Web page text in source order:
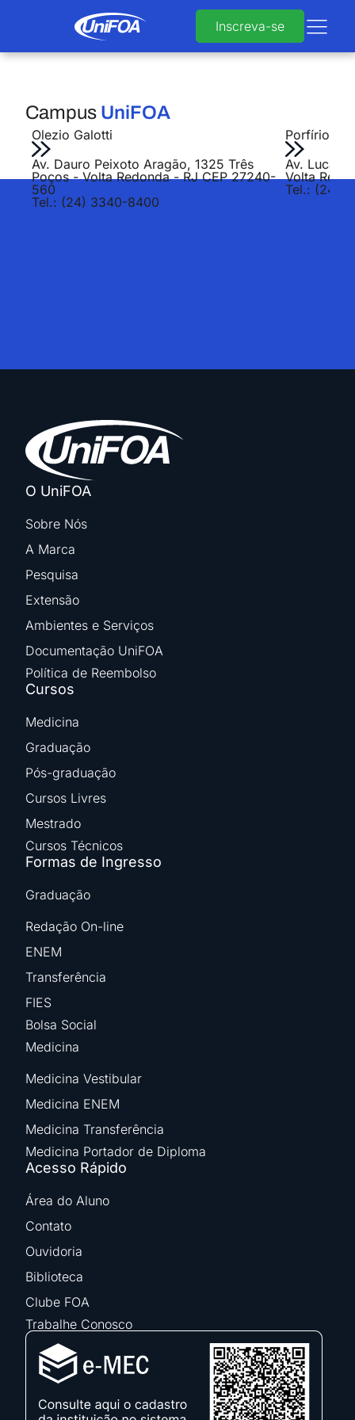
Inscreva-se
Campus UniFOA
Olezio Galotti
Av. Dauro Peixoto Aragão, 1325 Três
Poços - Volta Redonda - RJ CEP 27240-
560
Tel.: (24) 3340-8400
Porfírio
Av. Lucas
Volta
Tel.: (24)
O UniFOA
Sobre Nós
A Marca
Pesquisa
Extensão
Ambientes e Serviços
Documentação UniFOA
Política de Reembolso
Cursos
Medicina
Graduação
Pós-graduação
Cursos Livres
Mestrado
Cursos Técnicos
Formas de Ingresso
Graduação
Redação On-line
ENEM
Transferência
FIES
Bolsa Social
Medicina
Medicina Vestibular
Medicina ENEM
Medicina Transferência
Medicina Portador de Diploma
Acesso Rápido
Área do Aluno
Contato
Ouvidoria
Biblioteca
Clube FOA
Trabalhe Conosco